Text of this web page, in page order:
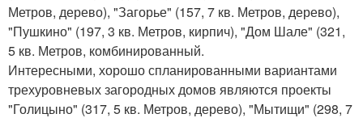
Метров, дерево), "Загорье" (157, 7 кв. Метров, дерево),
"Пушкино" (197, 3 кв. Метров, кирпич), "Дом Шале" (321,
5 кв. Метров, комбинированный.
Интересными, хорошо спланированными вариантами
трехуровневых загородных домов являются проекты
"Голицыно" (317, 5 кв. Метров, дерево), "Мытищи" (298, 7